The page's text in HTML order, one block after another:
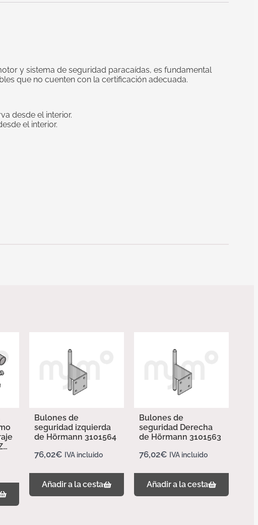
y sistema de seguridad paracaídas, es fundamental
que no cuenten con la certificación adecuada.
desde el interior.
el interior.
Bulones de
seguridad izquierda
de Hörmann 3101564
76,02€ IVA incluido
Añadir a la cesta
Bulones de
seguridad Derecha
de Hörmann 3101563
76,02€ IVA incluido
Añadir a la cesta